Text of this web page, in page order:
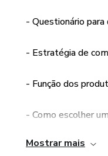
- Questionário
- Estratégia de
- Função dos
- Como escolher
- Ordem dos
Mostrar mais